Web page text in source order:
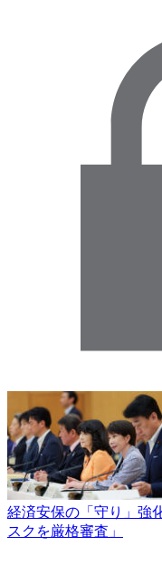
経済安保の「守り」強
スクを厳格審査」